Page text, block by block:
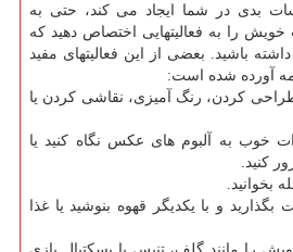
بدی در شما ایجاد می كند، حتی به
وقت خویش را به فعالیتهایی اختصاص دهید كه
باشید. بعضی از این فعالیتهای مفید
آورده شده است:
طراحی كردن، رنگ آمیزی، نقاشی كردن یا
خوب به آلبوم های عكس نگاه كنید یا
كنید.
بخوانید.
و با یكدیگر قهوه بنوشید یا غذا